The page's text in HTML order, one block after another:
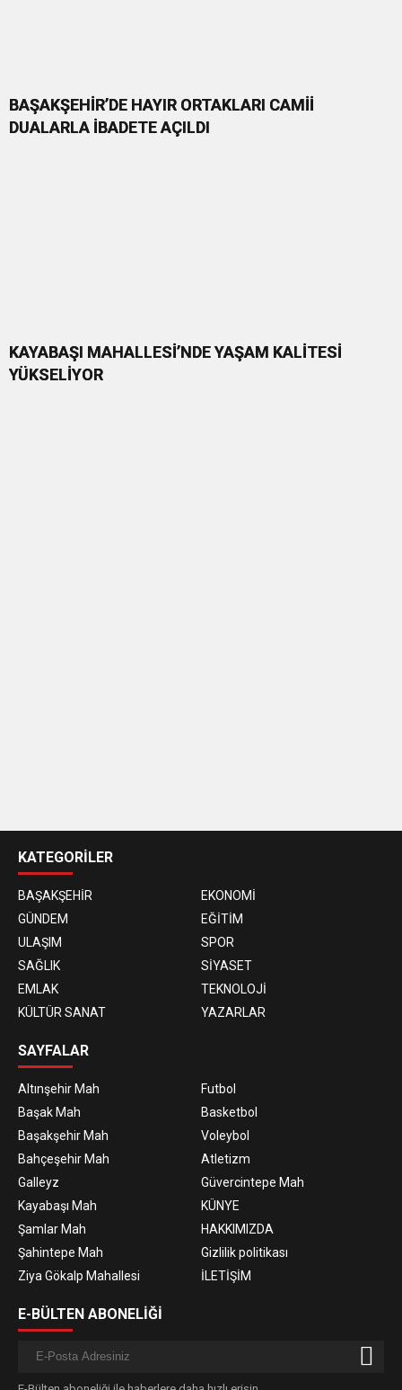
BAŞAKŞEHİR’DE HAYIR ORTAKLARI CAMİİ
DUALARLA İBADETE AÇILDI
KAYABAŞI MAHALLESİ’NDE YAŞAM KALİTESİ
YÜKSELİYOR
KATEGORİLER
BAŞAKŞEHİR
EKONOMİ
GÜNDEM
EĞİTİM
ULAŞIM
SPOR
SAĞLIK
SİYASET
EMLAK
TEKNOLOJİ
KÜLTÜR SANAT
YAZARLAR
SAYFALAR
Altınşehir Mah
Futbol
Başak Mah
Basketbol
Başakşehir Mah
Voleybol
Bahçeşehir Mah
Atletizm
Galleyz
Güvercintepe Mah
Kayabaşı Mah
KÜNYE
Şamlar Mah
HAKKIMIZDA
Şahintepe Mah
Gizlilik politikası
Ziya Gökalp Mahallesi
İLETİŞİM
E-BÜLTEN ABONELİĞİ